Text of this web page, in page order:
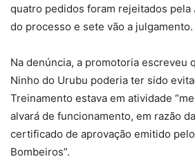
quatro pedidos foram rejeitados
do processo e sete vão a julgamento.
Na denúncia, a promotoria escreveu
Ninho do Urubu poderia ter sido
Treinamento estava em atividade
alvará de funcionamento, em razão
certificado de aprovação emitido
Bombeiros”.